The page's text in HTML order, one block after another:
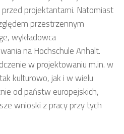
projektantami. Natomiast
przestrzennym
wykładowca
na Hochschule Anhalt.
w projektowaniu m.in. w
kulturowo, jak i w wielu
od państw europejskich,
wnioski z pracy przy tych